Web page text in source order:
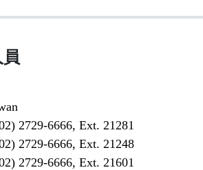
2729-6666, Ext. 21281
2729-6666, Ext. 21248
2729-6666, Ext. 21601